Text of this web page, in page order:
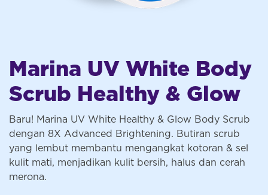
Marina UV White Body
Scrub Healthy & Glow
Baru! Marina UV White Healthy & Glow Body Scrub
dengan 8X Advanced Brightening. Butiran scrub
yang lembut membantu mengangkat kotoran & sel
kulit mati, menjadikan kulit bersih, halus dan cerah
merona.